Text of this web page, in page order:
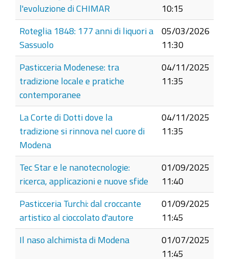
l'evoluzione di CHIMAR
10:15
Roteglia 1848: 177 anni di liquori a
Sassuolo
05/03/2026
11:30
Pasticceria Modenese: tra
tradizione locale e pratiche
contemporanee
04/11/2025
11:35
La Corte di Dotti dove la
tradizione si rinnova nel cuore di
Modena
04/11/2025
11:35
Tec Star e le nanotecnologie:
ricerca, applicazioni e nuove sfide
01/09/2025
11:40
Pasticceria Turchi: dal croccante
artistico al cioccolato d'autore
01/09/2025
11:45
Il naso alchimista di Modena
01/07/2025
11:45